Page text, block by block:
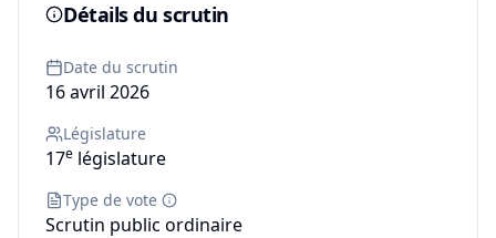
Détails du scrutin
Date du scrutin
16 avril 2026
Législature
17e législature
Type de vote
Scrutin public ordinaire